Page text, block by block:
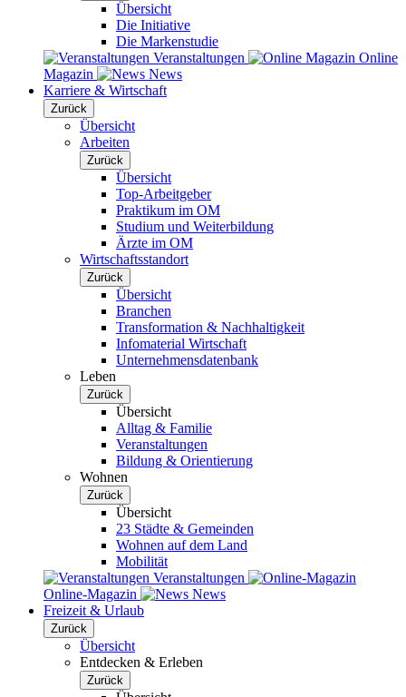
Übersicht
Die Initiative
Die Markenstudie
Veranstaltungen
Online
Magazin
News
Karriere & Wirtschaft
Zurück
Übersicht
Arbeiten
Zurück
Übersicht
Top-Arbeitgeber
Praktikum im OM
Studium und Weiterbildung
Ärzte im OM
Wirtschaftsstandort
Zurück
Übersicht
Branchen
Transformation & Nachhaltigkeit
Infomaterial Wirtschaft
Unternehmensdatenbank
Leben
Zurück
Übersicht
Alltag & Familie
Veranstaltungen
Bildung & Orientierung
Wohnen
Zurück
Übersicht
23 Städte & Gemeinden
Wohnen auf dem Land
Mobilität
Veranstaltungen
Online-Magazin
News
Freizeit & Urlaub
Zurück
Übersicht
Entdecken & Erleben
Zurück